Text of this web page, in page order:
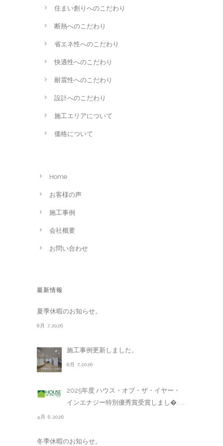
住まい創りへのこだわり
断熱へのこだわり
省エネ性へのこだわり
快適性へのこだわり
耐震性へのこだわり
設計へのこだわり
施工エリアについて
価格について
Home
お客様の声
施工事例
会社概要
お問い合わせ
最新情報
夏季休暇のお知らせ。
8月 7,2026
施工事例更新しました。
8月 7,2026
2025年度 ハウス・オブ・ザ・イヤー・
インエナジー特別優秀賞受賞しまし�. . .
4月 6,2026
冬季休暇のお知らせ。